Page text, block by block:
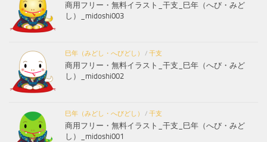
商用フリー・無料イラスト_干支_巳年（へび・みど
し）_midoshi003
巳年（みどし・へびどし） / 干支
商用フリー・無料イラスト_干支_巳年（へび・みど
し）_midoshi002
巳年（みどし・へびどし） / 干支
商用フリー・無料イラスト_干支_巳年（へび・みど
し）_midoshi001